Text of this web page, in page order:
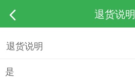
退货说明
退货说明
是